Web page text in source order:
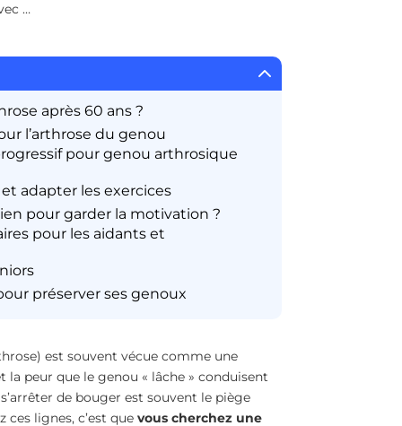
Renforcer ses genoux avec l’arthrose après 60 ans : exercices doux, recommandations sécurité et conseils pratiques
2
après 60 ans ?
l’arthrose du genou
pour genou arthrosique
adapter les exercices
pour garder la motivation ?
pour les aidants et
préserver ses genoux
est souvent vécue comme une
peur que le genou « lâche » conduisent
de bouger est souvent le piège
ces lignes, c’est que vous cherchez une